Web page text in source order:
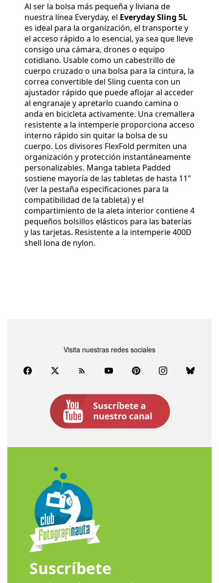
Al ser la bolsa más pequeña y liviana de
nuestra línea Everyday, el Everyday Sling 5L
es ideal para la organización, el transporte y
el acceso rápido a lo esencial, ya sea que lleve
consigo una cámara, drones o equipo
cotidiano. Usable como un cabestrillo de
cuerpo cruzado o una bolsa para la cintura, la
correa convertible del Sling cuenta con un
ajustador rápido que puede aflojar al acceder
al engranaje y apretarlo cuando camina o
anda en bicicleta activamente. Una cremallera
resistente a la intemperie proporciona acceso
interno rápido sin quitar la bolsa de su
cuerpo. Los divisores FlexFold permiten una
organización y protección instantáneamente
personalizables. Manga tableta Padded
sostiene mayoría de las tabletas de hasta 11"
(ver la pestaña especificaciones para la
compatibilidad de la tableta) y el
compartimiento de la aleta interior contiene 4
pequeños bolsillos elásticos para las baterías
y las tarjetas. Resistente a la intemperie 400D
shell lona de nylon.
Visita nuestras redes sociales
FacebookTwitter Rss YouTubePinterestInstagramBluesky
Suscríbete